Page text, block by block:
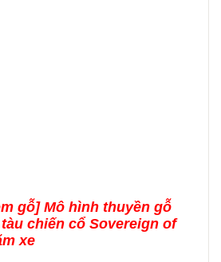
gỗ] Mô hình thuyền gỗ
chiến cổ Sovereign of
xe